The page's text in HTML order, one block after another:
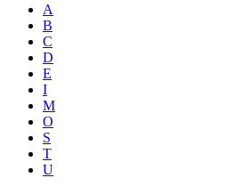
A
B
C
D
E
I
M
O
S
T
U